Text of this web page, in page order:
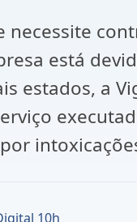
necessite
está
estados, a
10h